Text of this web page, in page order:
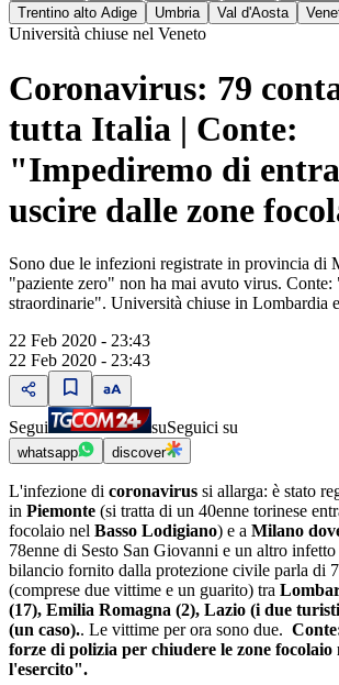
Trentino alto Adige
Umbria Val d'Aosta
Università chiuse nel Veneto
Coronavirus: 79
tutta Italia | Conte:
"Impediremo di
uscire dalle zone
Sono due le infezioni registrate in provincia di
"paziente zero" non ha mai avuto virus.
straordinarie". Università chiuse in Lombardia
22 Feb 2020 - 23:43
22 Feb 2020 - 23:43
Segui suSeguici su
whatsapp discover
L'infezione di coronavirus si allarga: è stato
in Piemonte (si tratta di un 40enne torinese
focolaio nel Basso Lodigiano) e a Milano
78enne di Sesto San Giovanni e un altro
bilancio fornito dalla protezione civile parla di
(comprese due vittime e un guarito) tra
(17), Emilia Romagna (2), Lazio (i due
(un caso).. Le vittime per ora sono due.
forze di polizia per chiudere le zone focolaio
l'esercito".